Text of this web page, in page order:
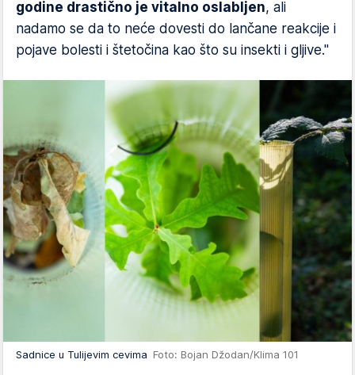
godine drastično je vitalno oslabljen, ali
nadamo se da to neće dovesti do lančane reakcije i
pojave bolesti i štetočina kao što su insekti i gljive."
Sadnice u Tulijevim cevima Foto: Bojan Džodan/Klima 101